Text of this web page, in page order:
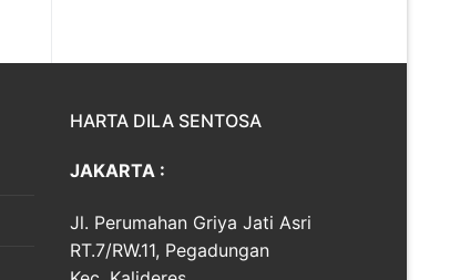
HARTA DILA SENTOSA
JAKARTA :
Jl. Perumahan Griya Jati Asri
RT.7/RW.11, Pegadungan